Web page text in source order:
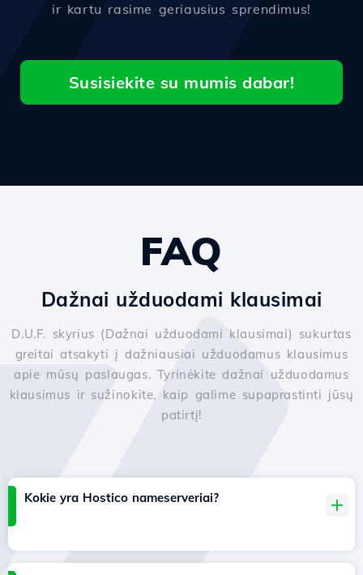
ir kartu rasime geriausius sprendimus!
Susisiekite su mumis dabar!
FAQ
Dažnai užduodami klausimai
D.U.F. skyrius (Dažnai užduodami klausimai) sukurtas
greitai atsakyti į dažniausiai užduodamus klausimus
apie mūsų paslaugas. Tyrinėkite dažnai užduodamus
klausimus ir sužinokite, kaip galime supaprastinti jūsų
patirtį!
Kokie yra Hostico nameserveriai?